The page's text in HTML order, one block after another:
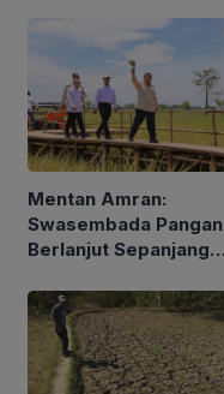
Mentan Amran:
Swasembada Pangan
Berlanjut Sepanjang